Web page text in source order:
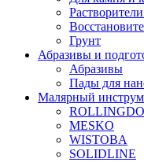
Грунт
Абразивы и
Абразивы
Пады для
Малярный
MESKO
WISTOBA
SOLIDLINE